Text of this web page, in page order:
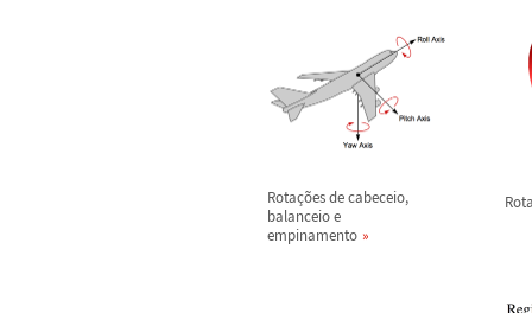
Rotações de cabeceio,
balanceio e
empinamento